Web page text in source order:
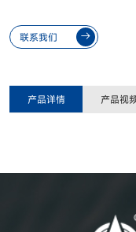
联系我们
产品详情 产品视